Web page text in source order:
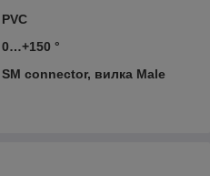
PVC
0…+150 °
SM connector, вилка Male